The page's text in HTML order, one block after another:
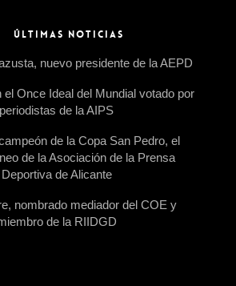
ÚLTIMAS NOTICIAS
nuevo presidente de la AEPD
el Once Ideal del Mundial votado por
periodistas de la AIPS
de la Copa San Pedro, el
de la Asociación de la Prensa
Deportiva de Alicante
nombrado mediador del COE y
de la RIIDGD